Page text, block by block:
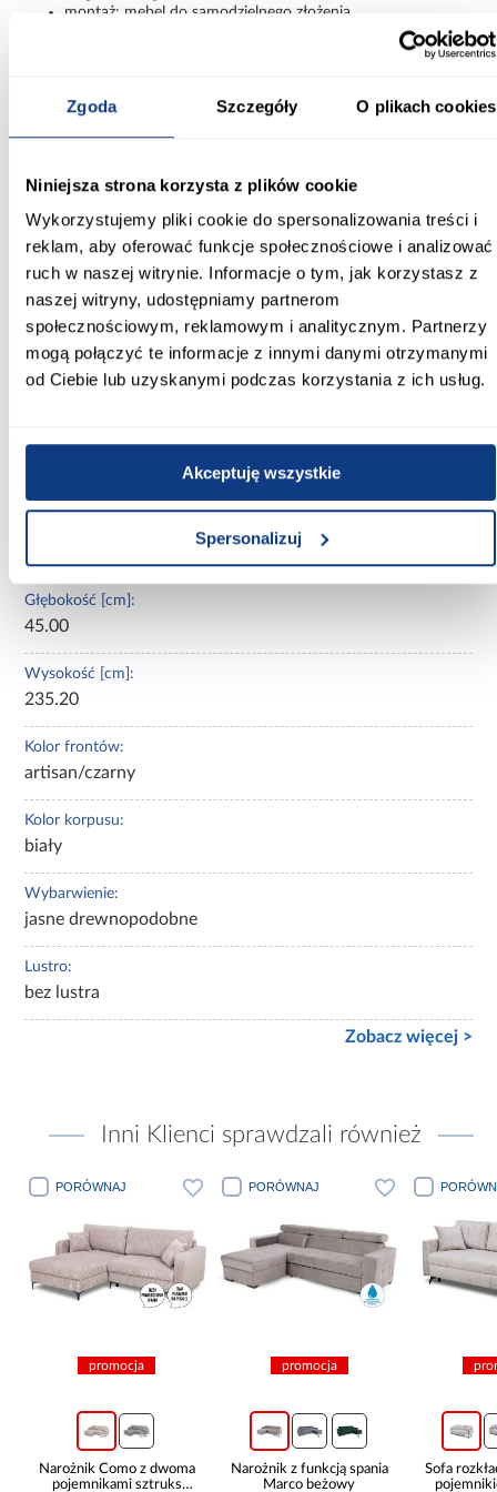
Zgoda Szczegóły O plikach cookies
Niniejsza strona korzysta z plików cookie
Wykorzystujemy pliki cookie do spersonalizowania treści i
reklam, aby oferować funkcje społecznościowe i analizować
ruch w naszej witrynie. Informacje o tym, jak korzystasz z
naszej witryny, udostępniamy partnerom
społecznościowym, reklamowym i analitycznym. Partnerzy
mogą połączyć te informacje z innymi danymi otrzymanymi
od Ciebie lub uzyskanymi podczas korzystania z ich usług.
Akceptuję wszystkie
Spersonalizuj
montaż: mebel do samodzielnego złożenia
Szafa Lanko 1-110 – więcej przestrzeni i
Szafa Lanko 1-110 biały/artisan łączy funkcjonalność, większą
estetyczne przechowywanie.
Informacje Transport Informacje o
Kształt:
proste
Rodzaj drzwi:
Głębokość [cm]:
45.00
Wysokość [cm]:
235.20
Kolor frontów:
artisan/czarny
Kolor korpusu:
biały
Wybarwienie:
jasne drewnopodobne
Lustro:
bez lustra
Zobacz więcej >
Inni Klienci sprawdzali również
PORÓWNAJ
promocja
Narożnik Como z dwoma
pojemnikami sztruks
PORÓWNAJ
promocja
Narożnik z funkcją spania
Marco beżowy
Sofa